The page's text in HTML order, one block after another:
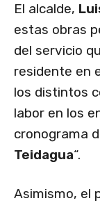
El alcalde,
estas obras
del servicio
residente en
los distintos
labor en los
cronograma
Teidagua“.
Asimismo, el